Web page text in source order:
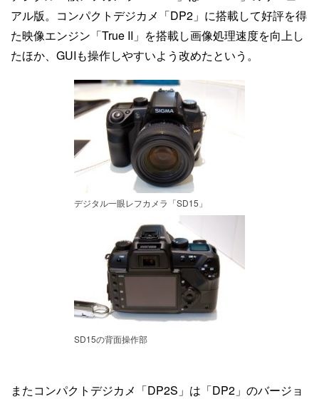
アル版。コンパクトデジカメ「DP2」に搭載して好評を得
た映像エンジン「True II」を搭載し画像処理速度を向上し
たほか、GUIも操作しやすいよう改めたという。
デジタル一眼レフカメラ「SD15」
SD15の背面操作部
またコンパクトデジカメ「DP2S」は「DP2」のバージョ